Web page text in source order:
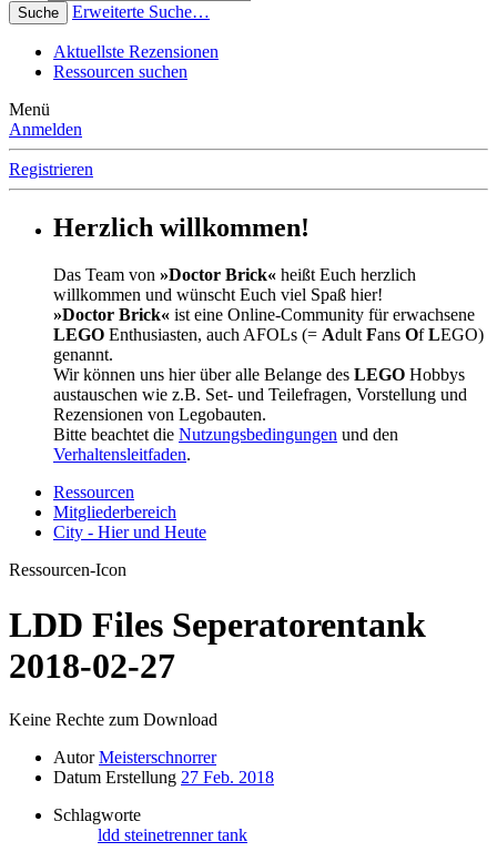
Suche Erweiterte Suche…
Aktuellste Rezensionen
Ressourcen suchen
Menü
Anmelden
Registrieren
Herzlich willkommen!
Das Team von »Doctor Brick« heißt Euch herzlich
willkommen und wünscht Euch viel Spaß hier!
»Doctor Brick« ist eine Online-Community für erwachsene
LEGO Enthusiasten, auch AFOLs (= Adult Fans OfLEGO)
genannt.
Wir können uns hier über alle Belange des LEGO Hobbys
austauschen wie z.B. Set- und Teilefragen, Vorstellung und
Rezensionen von Legobauten.
Bitte beachtet die Nutzungsbedingungen und den
Verhaltensleitfaden.
Ressourcen
Mitgliederbereich
City - Hier und Heute
Ressourcen-Icon
LDD Files Seperatorentank
2018-02-27
Keine Rechte zum Download
Autor Meisterschnorrer
Datum Erstellung 27 Feb. 2018
Schlagworte
ldd steinetrennertank